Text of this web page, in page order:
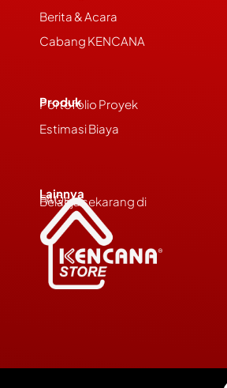
Berita & Acara
Cabang KENCANA
Produk
Portofolio Proyek
Estimasi Biaya
Lainnya
FAQs
Belanja sekarang di